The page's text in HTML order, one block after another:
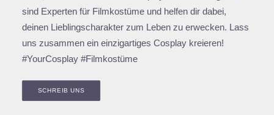
sind Experten für Filmkostüme und helfen dir dabei,
deinen Lieblingscharakter zum Leben zu erwecken. Lass
uns zusammen ein einzigartiges Cosplay kreieren!
#YourCosplay #Filmkostüme
SCHREIB UNS